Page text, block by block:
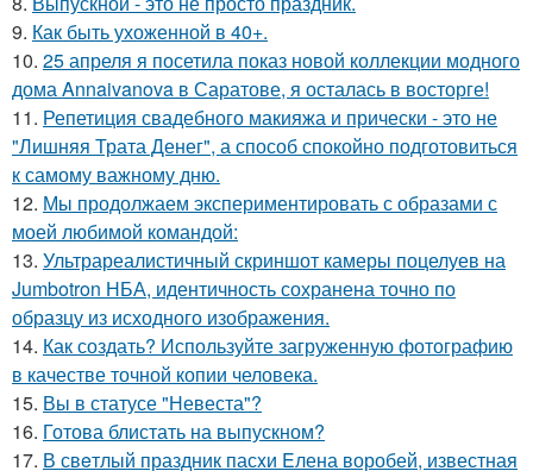
9. Как быть ухоженной в 40+.
10. 25 апреля я посетила показ новой коллекции модного
дома Annaivanova в Саратове, я осталась в восторге!
11. Репетиция свадебного макияжа и прически - это не
"Лишняя Трата Денег", а способ спокойно подготовиться
к самому важному дню.
12. Мы продолжаем экспериментировать с образами с
моей любимой командой:
13. Ультрареалистичный скриншот камеры поцелуев на
Jumbotron НБА, идентичность сохранена точно по
образцу из исходного изображения.
14. Как создать? Используйте загруженную фотографию
в качестве точной копии человека.
15. Вы в статусе "Невеста"?
16. Готова блистать на выпускном?
17. В свeтлый праздник пасxи Eлена воробей, известная